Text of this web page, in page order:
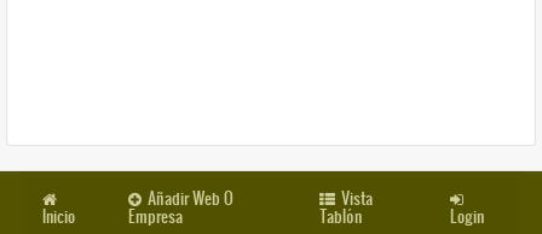
Inicio
Añadir Web O
Empresa
Vista
Tablón Login